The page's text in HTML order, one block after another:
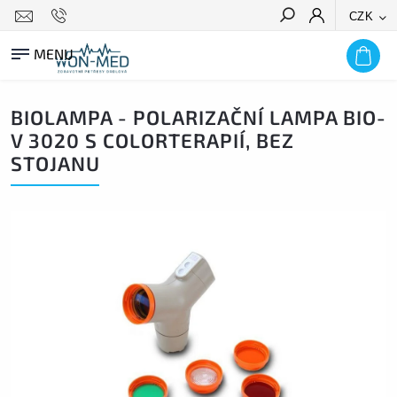
CZK
HLEDAT
BIOLAMPA - POLARIZAČNÍ LAMPA BIO-
V 3020 S COLORTERAPIÍ, BEZ
STOJANU